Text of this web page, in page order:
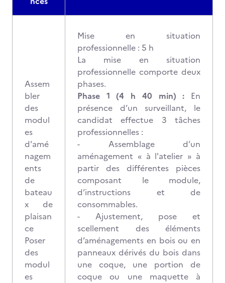
Assem
bler
des
modul
es
d'amé
nagem
ents
de
bateau
x de
plaisan
ce
Poser
des
modul
es
Mise en situation
professionnelle : 5 h
La mise en situation
professionnelle comporte deux
phases.
Phase 1 (4 h 40 min) : En
présence d’un surveillant, le
candidat effectue 3 tâches
professionnelles :
- Assemblage d’un
aménagement « à l'atelier » à
partir des différentes pièces
composant le module,
d’instructions et de
consommables.
- Ajustement, pose et
scellement des éléments
d’aménagements en bois ou en
panneaux dérivés du bois dans
une coque, une portion de
coque ou une maquette à